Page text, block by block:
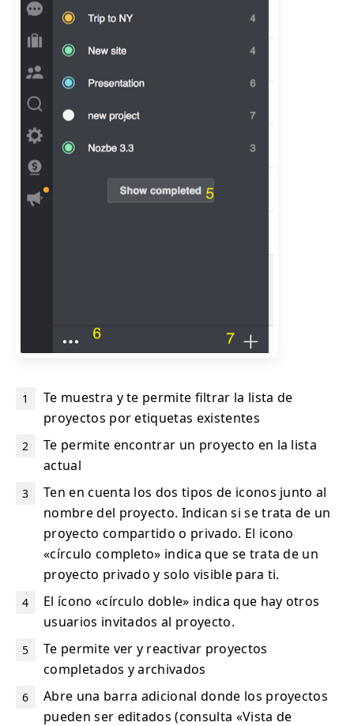
Te muestra y te permite filtrar la lista de
proyectos por etiquetas existentes
Te permite encontrar un proyecto en la lista
actual
Ten en cuenta los dos tipos de iconos junto al
nombre del proyecto. Indican si se trata de un
proyecto compartido o privado. El icono
«círculo completo» indica que se trata de un
proyecto privado y solo visible para ti.
El ícono «círculo doble» indica que hay otros
usuarios invitados al proyecto.
Te permite ver y reactivar proyectos
completados y archivados
Abre una barra adicional donde los proyectos
pueden ser editados (consulta «Vista de